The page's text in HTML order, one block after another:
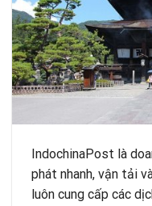
IndochinaPost là
phát nhanh, vận tải
luôn cung cấp các